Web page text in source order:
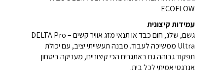
עמידות קיצונית
גשם, שלג, חום כבד או תנאי מזג אוויר קשים – DELTA Pro
Ultra ממשיכה לעבוד. מבנה תעשייתי יציב, עם יכולת
תפקוד גבוהה גם באתגרים הכי קיצוניים, מעניקה ביטחון
אנרגטי אמיתי לכל בית.